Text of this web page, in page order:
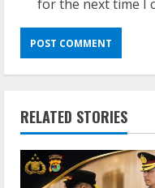
for the next time I
RELATED STORIES